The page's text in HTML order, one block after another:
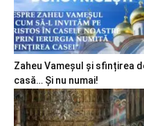
Zaheu Vameșul și sfințirea
casă… Și nu numai!